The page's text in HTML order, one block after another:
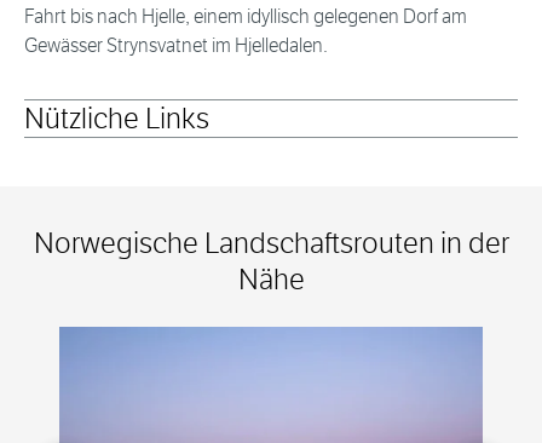
Fahrt bis nach Hjelle, einem idyllisch gelegenen Dorf am
Gewässer Strynsvatnet im Hjelledalen.
Nützliche Links
Norwegische Landschaftsrouten in der
Nähe